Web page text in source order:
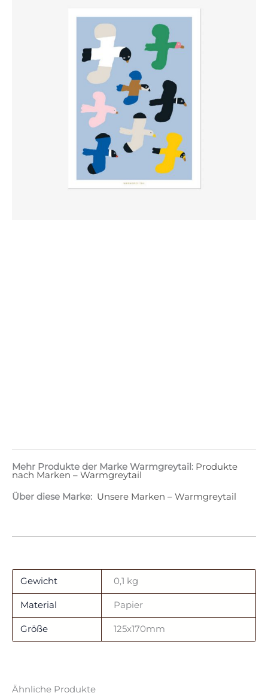
Mehr Produkte der Marke Warmgreytail: Produkte
nach Marken – Warmgreytail
Über diese Marke: Unsere Marken – Warmgreytail
Gewicht 0,1 kg
Material Papier
Größe 125x170mm
Ähnliche Produkte